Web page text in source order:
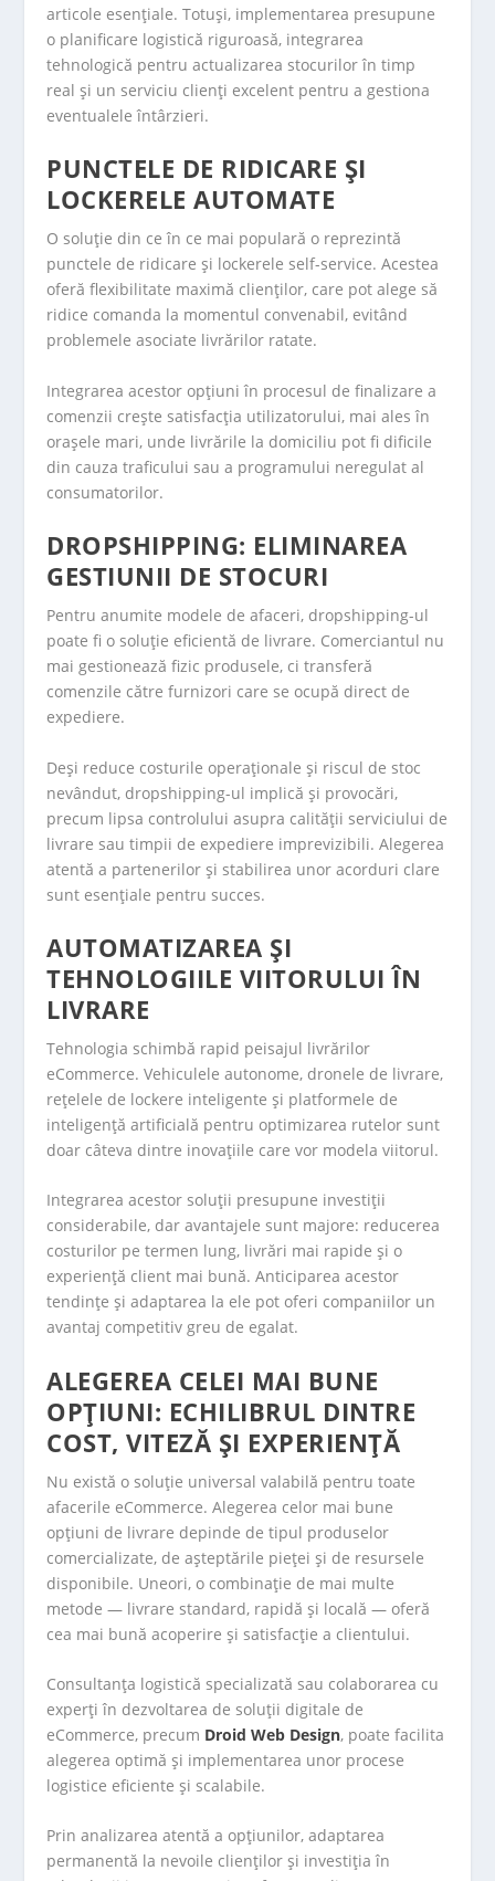
articole esențiale. Totuși, implementarea presupune
o planificare logistică riguroasă, integrarea
tehnologică pentru actualizarea stocurilor în timp
real și un serviciu clienți excelent pentru a gestiona
eventualele întârzieri.
PUNCTELE DE RIDICARE ȘI
LOCKERELE AUTOMATE
O soluție din ce în ce mai populară o reprezintă
punctele de ridicare și lockerele self-service. Acestea
oferă flexibilitate maximă clienților, care pot alege să
ridice comanda la momentul convenabil, evitând
problemele asociate livrărilor ratate.
Integrarea acestor opțiuni în procesul de finalizare a
comenzii crește satisfacția utilizatorului, mai ales în
orașele mari, unde livrările la domiciliu pot fi dificile
din cauza traficului sau a programului neregulat al
consumatorilor.
DROPSHIPPING: ELIMINAREA
GESTIUNII DE STOCURI
Pentru anumite modele de afaceri, dropshipping-ul
poate fi o soluție eficientă de livrare. Comerciantul nu
mai gestionează fizic produsele, ci transferă
comenzile către furnizori care se ocupă direct de
expediere.
Deși reduce costurile operaționale și riscul de stoc
nevândut, dropshipping-ul implică și provocări,
precum lipsa controlului asupra calității serviciului de
livrare sau timpii de expediere imprevizibili. Alegerea
atentă a partenerilor și stabilirea unor acorduri clare
sunt esențiale pentru succes.
AUTOMATIZAREA ȘI
TEHNOLOGIILE VIITORULUI ÎN
LIVRARE
Tehnologia schimbă rapid peisajul livrărilor
eCommerce. Vehiculele autonome, dronele de livrare,
rețelele de lockere inteligente și platformele de
inteligență artificială pentru optimizarea rutelor sunt
doar câteva dintre inovațiile care vor modela viitorul.
Integrarea acestor soluții presupune investiții
considerabile, dar avantajele sunt majore: reducerea
costurilor pe termen lung, livrări mai rapide și o
experiență client mai bună. Anticiparea acestor
tendințe și adaptarea la ele pot oferi companiilor un
avantaj competitiv greu de egalat.
ALEGEREA CELEI MAI BUNE
OPȚIUNI: ECHILIBRUL DINTRE
COST, VITEZĂ ȘI EXPERIENȚĂ
Nu există o soluție universal valabilă pentru toate
afacerile eCommerce. Alegerea celor mai bune
opțiuni de livrare depinde de tipul produselor
comercializate, de așteptările pieței și de resursele
disponibile. Uneori, o combinație de mai multe
metode — livrare standard, rapidă și locală — oferă
cea mai bună acoperire și satisfacție a clientului.
Consultanța logistică specializată sau colaborarea cu
experți în dezvoltarea de soluții digitale de
eCommerce, precum Droid Web Design, poate facilita
alegerea optimă și implementarea unor procese
logistice eficiente și scalabile.
Prin analizarea atentă a opțiunilor, adaptarea
permanentă la nevoile clienților și investiția în